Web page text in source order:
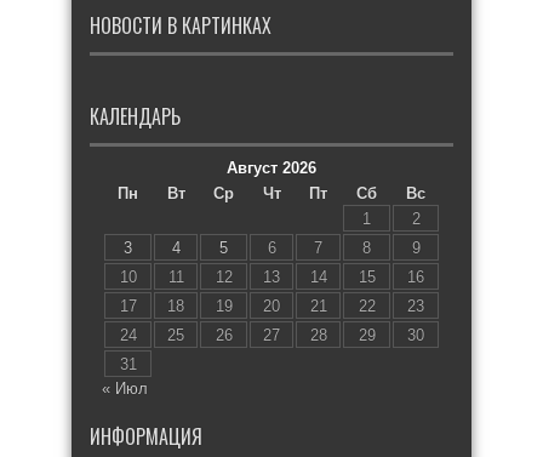
НОВОСТИ В КАРТИНКАХ
КАЛЕНДАРЬ
Август 2026
Пн
Вт Ср Чт Пт Сб
Вс
1
2
3
4 5 6 7 8
9
10
11 12 13 14 15
16
17
18 19 20 21 22
23
24
25 26 27 28 29
30
31
« Июл
ИНФОРМАЦИЯ